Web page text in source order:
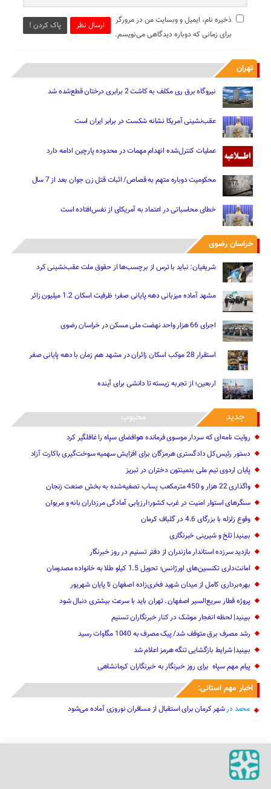
ارسال نظر پاک کردن !
ذخیره نام، ایمیل و وبسایت من در مرورگر
برای زمانی که دوباره دیدگاهی می‌نویسم.
تهران
نیروگاه برق ری مکلف به کاشت 2 برابری درختان قطع‌شده شد
عقب‌نشینی آمریکا نشانه شکست در برابر ایران است
عملیات کنترل‌شده انهدام مهمات در محدوده پارچین ادامه دارد
محکومیت دوباره متهم به قصاص/ اثبات قتل زن جوان بعد از 7 سال
خطای محاسباتی در اعتماد به آمریکای از نفس‌افتاده است
خراسان رضوی
شریفیان: نباید با ترس از برچسب‌ها از حقوق ملت عقب‌نشینی کرد
مشهد آماده میزبانی دهه پایانی صفر؛ ظرفیت اسکان 1.2 میلیون زائر
اجرای 66 هزار واحد نهضت ملی مسکن در خراسان رضوی
استقرار 28 موکب اسکان زائران در مشهد هم زمان با دهه پایانی صفر
اربعین؛ از تجربه زیسته تا دانشی برای آینده
جدید محبوب
روایت نامه‌ای که سردار موسوی فرمانده هوافضای سپاه را غافلگیر کرد
دستور رئیس‌کل دادگستری هرمزگان برای افزایش سهمیه سوخت‌گیری باکارت آزاد
پایان اردوی تیم ملی بدمینتون دختران در تبریز
واگذاری 22 هزار و 450 مترمکعب ‌پساب تصفیه‌شده به بخش صنعت زنجان
سنگرهای استوار امنیت در غرب کشور؛ارزیابی آمادگی مرزداران بانه و مریوان
وقوع زلزله با بزرگای 4.6 در گلباف کرمان
ببینید| تلخ و شیرینی خبرنگاری
بازدید سرزده ‌استاندار مازندران از دفتر تسنیم ‌در روز خبرنگار
امانت‌داری تکنسین‌های اورژانس؛ تحویل 1.5 کیلو طلا به خانواده مصدومان
بهره‌برداری کامل از میدان شهید فخری‌زاده اصفهان تا پایان شهریور
پروژه قطار سریع‌السیر اصفهان ـ تهران باید با سرعت بیشتری دنبال شود
ببینید| لحظه انفجار موشک‌ در کنار خبرنگاران تسنیم
رشد مصرف برق متوقف شد/ پیک مصرف به 1040 مگاوات رسید
ببینید| شرایط بازگشایی تنگه هرمز اعلام شد
پیام مهم ‌سپاه ‌ برای روز خبرنگار ‌به خبرنگاران کرمانشاهی
اخبار مهم استانی:
محمد درشهر کرمان برای استقبال از مسافران نوروزی آماده می‌شود